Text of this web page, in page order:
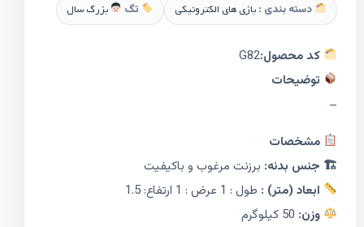
دسته بندی : بازی های الکترونیکی تگ بزرگ سال
کد محصول:G82
توضیحات
–
مشخصات
🏗 جنس بدنه: برزنت مرغوب و باکیفیت
ابعاد (متر) : طول : 1 عرض : 1 ارتفاع: 1.5
وزن: